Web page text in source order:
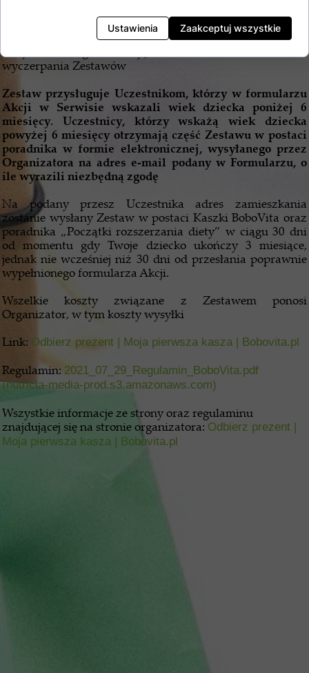
Akcja „BoboVita - Moja pierwsza Kaszka” –
Akcja marketingowa trwająca od 29.07.2021 r. do
wyczerpania Zestawów
Zestaw przysługuje Uczestnikom, którzy w formularzu
Akcji w Serwisie wskazali wiek dziecka poniżej 6
miesięcy. Uczestnicy, którzy wskażą wiek dziecka
powyżej 6 miesięcy otrzymają część Zestawu w postaci
poradnika w formie elektronicznej, wysyłanego przez
Organizatora na adres e-mail podany w Formularzu, o
ile wyrazili niezbędną zgodę
Na podany przesz Uczestnika adres zamieszkania
zostanie wysłany Zestaw w postaci Kaszki BoboVita oraz
poradnika „Początki rozszerzania diety” w ciągu 30 dni
od momentu gdy Twoje dziecko ukończy 3 miesiące,
jednak nie wcześniej niż 30 dni od przesłania poprawnie
wypełnionego formularza Akcji.
Wszelkie koszty związane z Zestawem ponosi
Organizator, w tym koszty wysyłki
Link: Odbierz prezent | Moja pierwsza kasza | Bobovita.pl
Regulamin: 2021_07_29_Regulamin_BoboVita.pdf
(nutricia-media-prod.s3.amazonaws.com)
Wszystkie informacje ze strony oraz regulaminu
znajdującej się na stronie organizatora: Odbierz prezent |
Moja pierwsza kasza | Bobovita.pl
Ustawienia Zaakceptuj wszystkie